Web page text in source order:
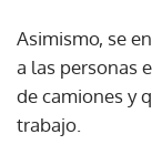
Asimismo, se
a las personas
de camiones y
trabajo.